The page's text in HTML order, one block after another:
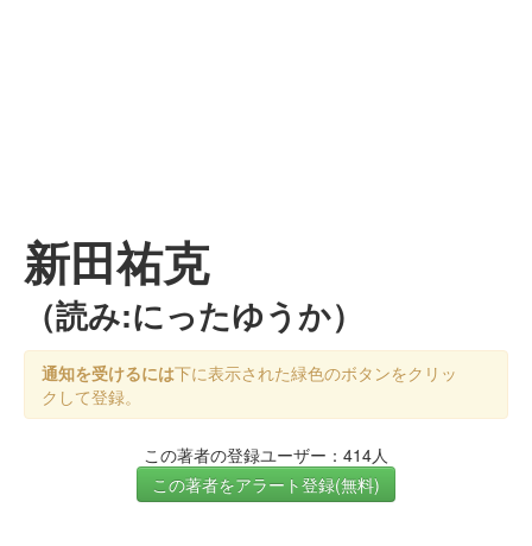
新田祐克
（読み:にったゆうか）
通知を受けるには下に表示された緑色のボタンをクリッ
クして登録。
この著者の登録ユーザー：414人
この著者をアラート登録(無料)